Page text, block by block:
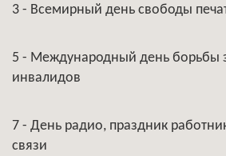
3 - Всемирный день свободы
5 - Международный день борьбы
инвалидов
7 - День радио, праздник
связи